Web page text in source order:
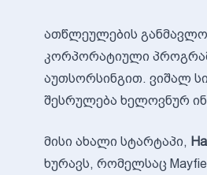
ათწლეულების
კორპორატიული
აუთსორსინგით. ვიშალ
შესრულება ხელოვნურ
მისი ახალი სტარტაპი,
ხურავს, რომელსაც